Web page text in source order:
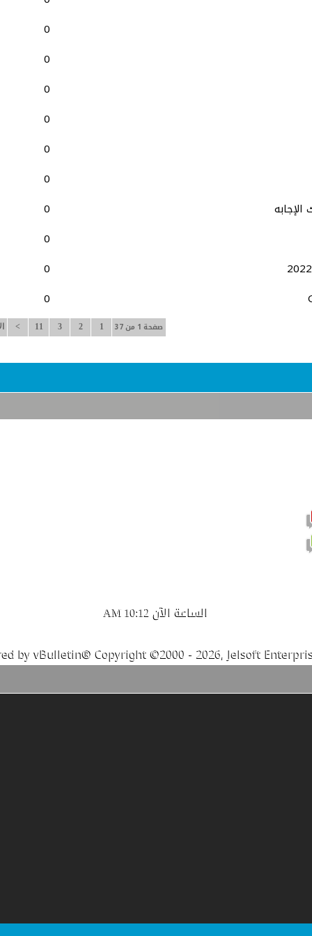
0
0
0
0
0
0
0
0
0
0
صفحة 1 من 37 1
2
3
11
>
الساعة الآن 10:12 AM
by vBulletin® Copyright ©2000 - 2026, Jelsoft